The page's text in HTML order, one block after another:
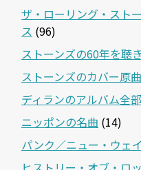
ザ・ローリング・スト
ス (96)
ストーンズの60年を聴
ストーンズのカバー原
ディランのアルバム全
ニッポンの名曲 (14)
パンク／ニュー・ウェ